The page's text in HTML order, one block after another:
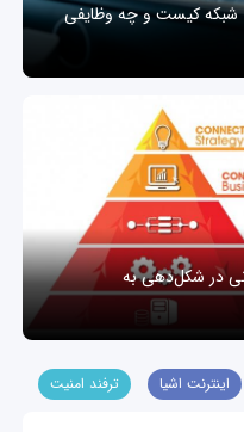
شبکه کیست و چه وظایفی
در شکل‌دهی به
اینترنت اشیا ترفند امنیت